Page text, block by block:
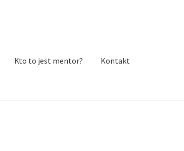
Kto to jest mentor? Kontakt